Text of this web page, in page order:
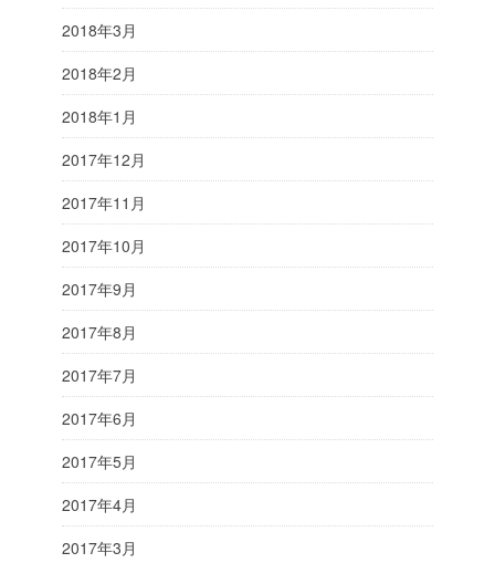
2018年3月
2018年2月
2018年1月
2017年12月
2017年11月
2017年10月
2017年9月
2017年8月
2017年7月
2017年6月
2017年5月
2017年4月
2017年3月